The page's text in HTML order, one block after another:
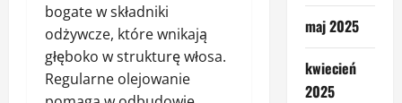
bogate w składniki
odżywcze, które wnikają
głęboko w strukturę włosa.
Regularne olejowanie
maj 2025
kwiecień
2025